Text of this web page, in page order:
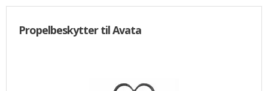
Propelbeskytter til Avata